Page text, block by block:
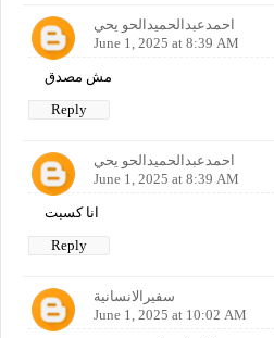
احمدعبدالحميدالحو يحي
June 1, 2025 at 8:39 AM
مش مصدق
Reply
احمدعبدالحميدالحو يحي
June 1, 2025 at 8:39 AM
انا كسبت
Reply
سفيرالانسانية
June 1, 2025 at 10:02 AM